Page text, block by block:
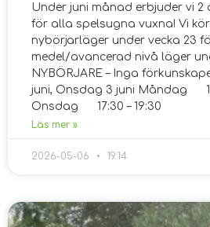
Under juni månad erbjuder vi
för alla spelsugna vuxna! Vi
nybörjarläger under vecka 23
medel/avancerad nivå läger
NYBÖRJARE – Inga
juni, Onsdag 3 juni Måndag
Onsdag 17:30 – 19:30
Läs mer »
2026-05-06 19:14